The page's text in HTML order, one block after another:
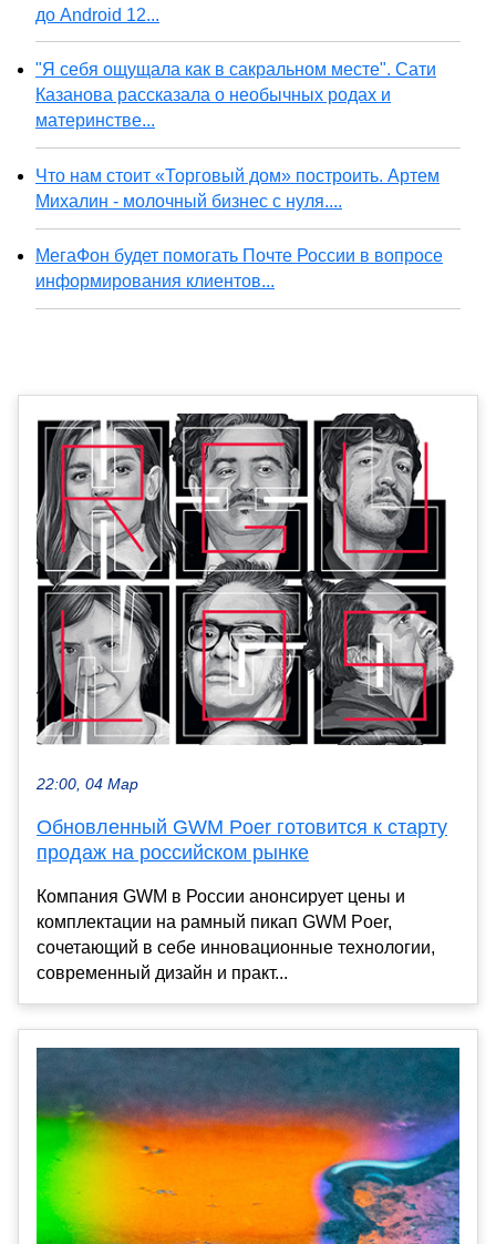
до Android 12...
"Я себя ощущала как в сакральном месте". Сати
Казанова рассказала о необычных родах и
материнстве...
Что нам стоит «Торговый дом» построить. Артем
Михалин - молочный бизнес с нуля....
МегаФон будет помогать Почте России в вопросе
информирования клиентов...
22:00, 04 Мар
Обновленный GWM Poer готовится к старту
продаж на российском рынке
Компания GWM в России анонсирует цены и
комплектации на рамный пикап GWM Poer,
сочетающий в себе инновационные технологии,
современный дизайн и практ...